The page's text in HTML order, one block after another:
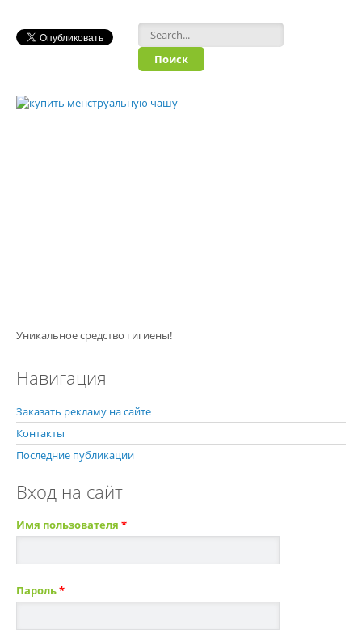
Форма поиска
Уникальное средство гигиены!
Навигация
Заказать рекламу на сайте
Контакты
Последние публикации
Вход на сайт
Имя пользователя *
Пароль*